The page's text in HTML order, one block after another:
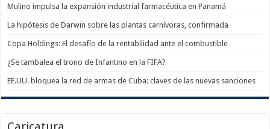
Mulino impulsa la expansión industrial farmacéutica en Panamá
La hipótesis de Darwin sobre las plantas carnívoras, confirmada
Copa Holdings: El desafío de la rentabilidad ante el combustible
¿Se tambalea el trono de Infantino en la FIFA?
EE.UU. bloquea la red de armas de Cuba: claves de las nuevas sanciones